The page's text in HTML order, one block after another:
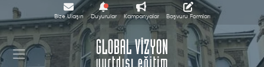
Bize Ulaşın Duyurular Kampanyalar Başvuru Formları